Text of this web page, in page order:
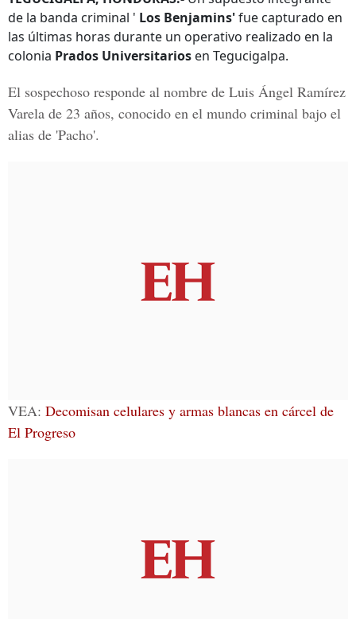
de la banda criminal ' Los Benjamins'fue capturado en
las últimas horas durante un operativo realizado en la
colonia Prados Universitarios en Tegucigalpa.
El sospechoso responde al nombre de Luis Ángel Ramírez
Varela de 23 años, conocido en el mundo criminal bajo el
alias de 'Pacho'.
VEA: Decomisan celulares y armas blancas en cárcel de
El Progreso